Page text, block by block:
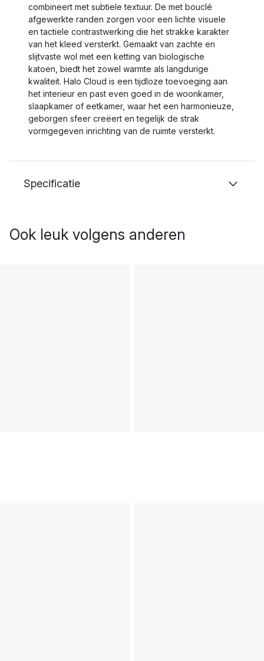
combineert met subtiele textuur. De met bouclé
afgewerkte randen zorgen voor een lichte visuele
en tactiele contrastwerking die het strakke karakter
van het kleed versterkt. Gemaakt van zachte en
slijtvaste wol met een ketting van biologische
katoen, biedt het zowel warmte als langdurige
kwaliteit. Halo Cloud is een tijdloze toevoeging aan
het interieur en past even goed in de woonkamer,
slaapkamer of eetkamer, waar het een harmonieuze,
geborgen sfeer creëert en tegelijk de strak
vormgegeven inrichting van de ruimte versterkt.
Specificatie
Ook leuk volgens anderen